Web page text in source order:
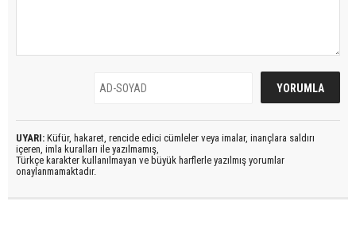
UYARI: Küfür, hakaret, rencide edici cümleler veya imalar, inançlara saldırı
içeren, imla kuralları ile yazılmamış,
Türkçe karakter kullanılmayan ve büyük harflerle yazılmış yorumlar
onaylanmamaktadır.